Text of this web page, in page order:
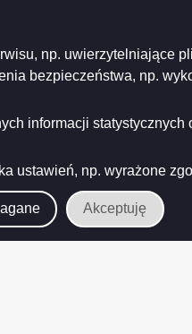
np. uwierzytelniające
bezpieczeństwa, np.
informacji
ustawień, np. wyrażone
Akceptuję